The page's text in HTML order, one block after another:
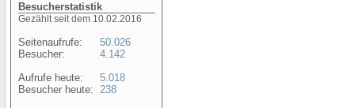
Besucherstatistik
Gezählt seit dem 10.02.2016
Seitenaufrufe:
Besucher:
Aufrufe heute:
Besucher heute:
50.026
4.142
5.018
238